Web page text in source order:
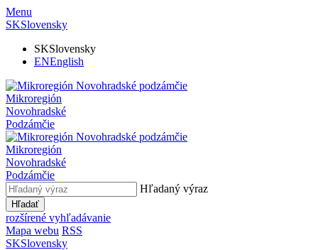
Menu
SKSlovensky
SKSlovensky
ENEnglish
Mikroregión
Novohradské
Podzámčie
Mikroregión
Novohradské
Podzámčie
Hľadaný výraz
Hľadať
rozšírené vyhľadávanie
Mapa webu RSS
SKSlovensky